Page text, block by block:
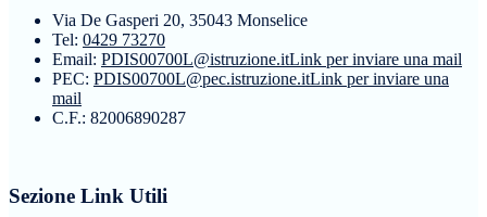
Via De Gasperi 20, 35043 Monselice
Tel: 0429 73270
Email: PDIS00700L@istruzione.itLink per inviare una mail
PEC: PDIS00700L@pec.istruzione.itLink per inviare una
mail
C.F.: 82006890287
Sezione Link Utili